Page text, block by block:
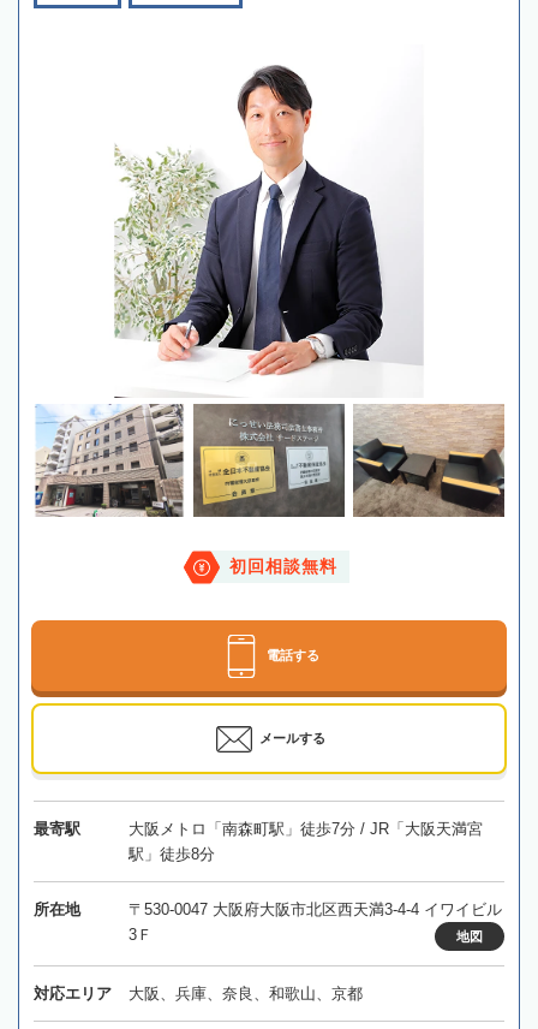
初回相談無料
電話する
メールする
最寄駅
大阪メトロ「南森町駅」徒歩7分 / JR「大阪天満宮
駅」徒歩8分
所在地
〒530-0047 大阪府大阪市北区西天満3-4-4 イワイビル
3Ｆ
地図
対応エリア 大阪、兵庫、奈良、和歌山、京都